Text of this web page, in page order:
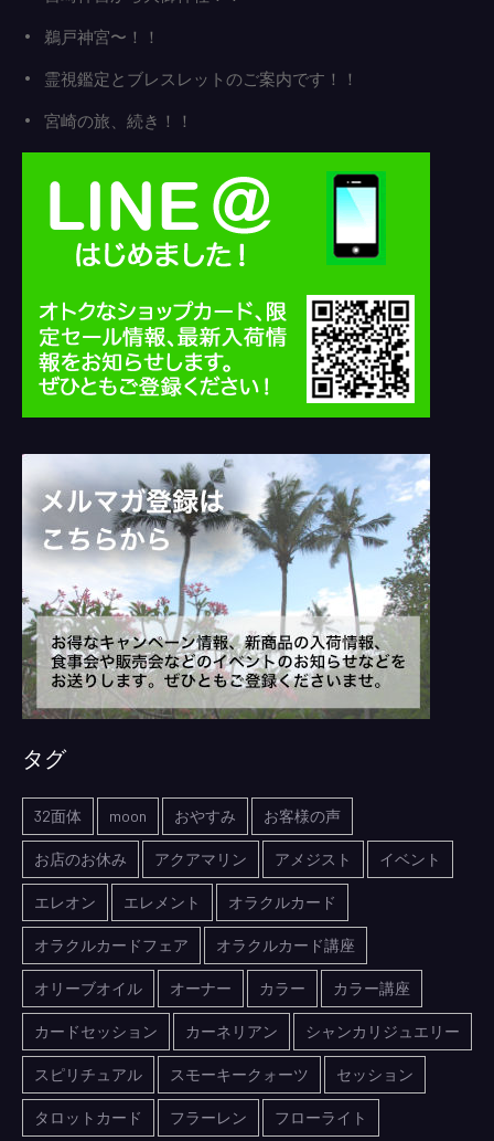
鵜戸神宮〜！！
霊視鑑定とブレスレットのご案内です！！
宮崎の旅、続き！！
タグ
32面体 moon おやすみ お客様の声
お店のお休み アクアマリン アメジスト イベント
エレオン エレメント オラクルカード
オラクルカードフェア オラクルカード講座
オリーブオイル オーナー カラー カラー講座
カードセッション カーネリアン シャンカリジュエリー
スピリチュアル スモーキークォーツ セッション
タロットカード フラーレン フローライト